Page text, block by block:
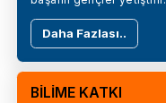
Daha Fazlası..
BİLİME KATKI